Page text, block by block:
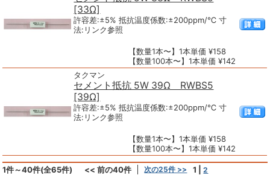
[33Ω]
許容差:±5% 抵抗温度係数:±200ppm/℃ 寸
法:リンク参照
【数量1本〜】1本単価 ¥158
【数量100本〜】1本単価 ¥142
タクマン
セメント抵抗 5W 39Ω RWBS5
[39Ω]
許容差:±5% 抵抗温度係数:±200ppm/℃ 寸
法:リンク参照
【数量1本〜】1本単価 ¥158
【数量100本〜】1本単価 ¥142
1件～40件(全65件) << 前の40件 次の25件 >> 1 |2